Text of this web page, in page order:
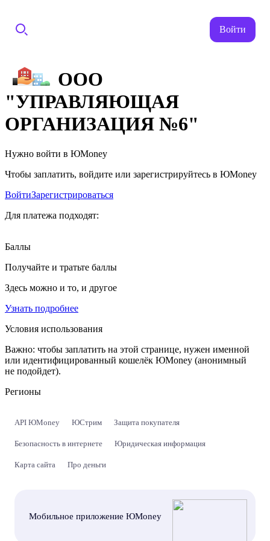
Войти
ООО
"УПРАВЛЯЮЩАЯ
ОРГАНИЗАЦИЯ №6"
Нужно войти в ЮMoney
Чтобы заплатить, войдите или зарегистрируйтесь в ЮMoney
ВойтиЗарегистрироваться
Для платежа подходят:
Баллы
Получайте и тратьте баллы
Здесь можно и то, и другое
Узнать подробнее
Условия использования
Важно: чтобы заплатить на этой странице, нужен именной
или идентифицированный кошелёк ЮMoney (анонимный
не подойдет).
Регионы
API ЮMoney ЮСтрим Защита покупателя
Безопасность в интернете Юридическая информация
Карта сайта Про деньги
Мобильное приложение ЮMoney